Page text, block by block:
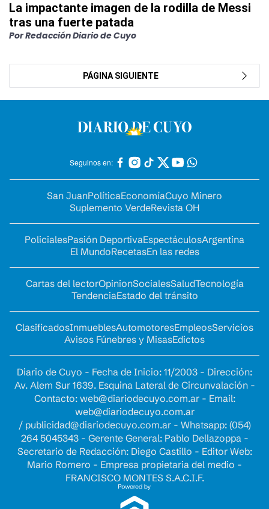
La impactante imagen de la rodilla de Messi
tras una fuerte patada
Por Redacción Diario de Cuyo
PÁGINA SIGUIENTE
Seguinos en:
San JuanPolíticaEconomíaCuyo Minero
Suplemento VerdeRevista OH
PolicialesPasión DeportivaEspectáculosArgentina
El MundoRecetasEn las redes
Cartas del lectorOpinionSocialesSaludTecnología
TendenciaEstado del tránsito
ClasificadosInmueblesAutomotoresEmpleosServicios
Avisos Fúnebres y MisasEdictos
Diario de Cuyo - Fecha de Inicio: 11/2003 - Dirección:
Av. Alem Sur 1639. Esquina Lateral de Circunvalación -
Contacto: web@diariodecuyo.com.ar- Email:
web@diariodecuyo.com.ar
/ publicidad@diariodecuyo.com.ar- Whatsapp: (054)
264 5045343 - Gerente General: Pablo Dellazoppa -
Secretario de Redacción: Diego Castillo - Editor Web:
Mario Romero - Empresa propietaria del medio -
FRANCISCO MONTES S.A.C.I.F.